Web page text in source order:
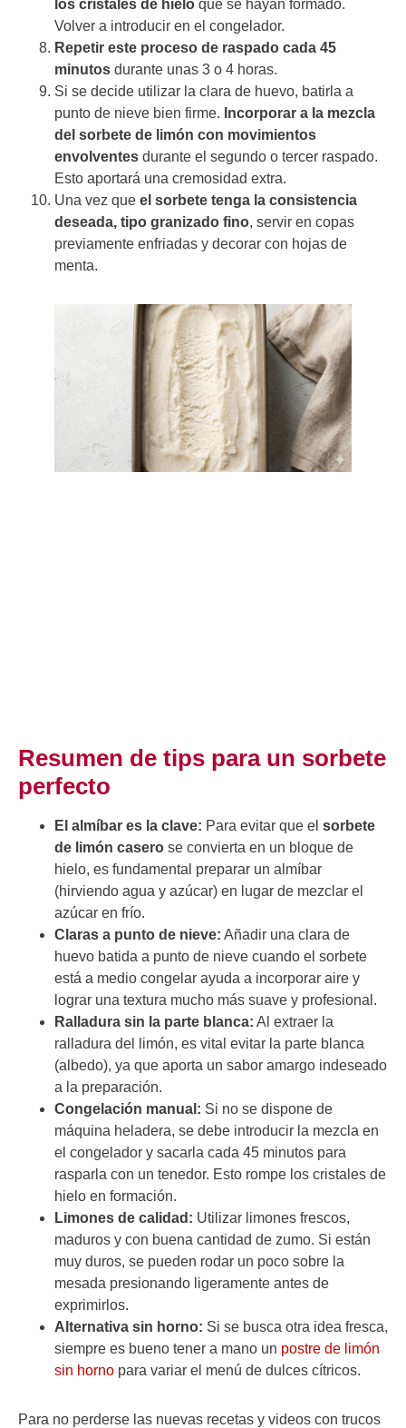
los cristales de hielo que se hayan formado.
Volver a introducir en el congelador.
Repetir este proceso de raspado cada 45
minutos durante unas 3 o 4 horas.
Si se decide utilizar la clara de huevo, batirla a
punto de nieve bien firme. Incorporar a la mezcla
del sorbete de limón con movimientos
envolventes durante el segundo o tercer raspado.
Esto aportará una cremosidad extra.
Una vez que el sorbete tenga la consistencia
deseada, tipo granizado fino, servir en copas
previamente enfriadas y decorar con hojas de
menta.
Resumen de tips para un sorbete
perfecto
El almíbar es la clave: Para evitar que el sorbete
de limón casero se convierta en un bloque de
hielo, es fundamental preparar un almíbar
(hirviendo agua y azúcar) en lugar de mezclar el
azúcar en frío.
Claras a punto de nieve: Añadir una clara de
huevo batida a punto de nieve cuando el sorbete
está a medio congelar ayuda a incorporar aire y
lograr una textura mucho más suave y profesional.
Ralladura sin la parte blanca: Al extraer la
ralladura del limón, es vital evitar la parte blanca
(albedo), ya que aporta un sabor amargo indeseado
a la preparación.
Congelación manual: Si no se dispone de
máquina heladera, se debe introducir la mezcla en
el congelador y sacarla cada 45 minutos para
rasparla con un tenedor. Esto rompe los cristales de
hielo en formación.
Limones de calidad: Utilizar limones frescos,
maduros y con buena cantidad de zumo. Si están
muy duros, se pueden rodar un poco sobre la
mesada presionando ligeramente antes de
exprimirlos.
Alternativa sin horno: Si se busca otra idea fresca,
siempre es bueno tener a mano un postre de limón
sin horno para variar el menú de dulces cítricos.
Para no perderse las nuevas recetas y videos con trucos